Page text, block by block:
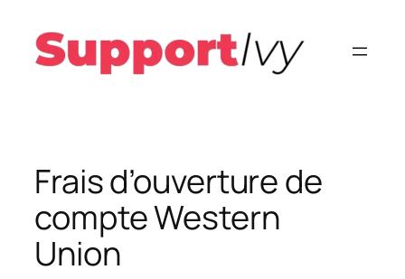
contenu
Frais d’ouverture de
compte Western
Union